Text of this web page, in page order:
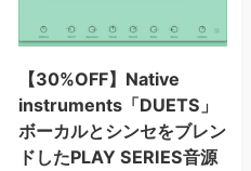
【30%OFF】Native
instruments「DUETS」
ボーカルとシンセをブレン
ドしたPLAY SERIES音源